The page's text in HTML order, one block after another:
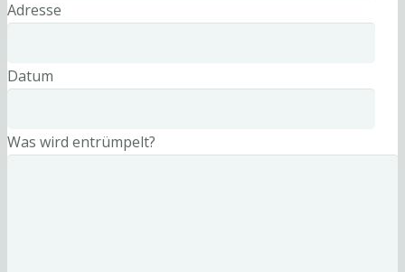
Adresse
Datum
Was wird entrümpelt?